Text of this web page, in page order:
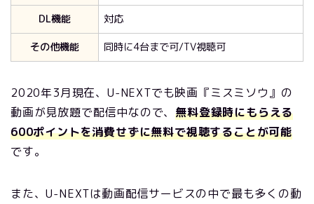
DL機能
対応
その他機能
同時に4台まで可/TV視聴可
2020年3月現在、U-NEXTでも映画『ミスミソウ』の
動画が見放題で配信中なので、無料登録時にもらえる
600ポイントを消費せずに無料で視聴することが可能
です。
また、U-NEXTは動画配信サービスの中で最も多くの動